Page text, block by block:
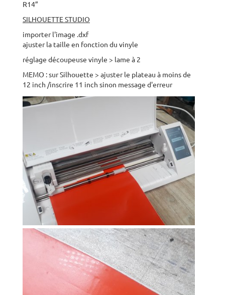
R14”
SILHOUETTE STUDIO
importer l'image .dxf
ajuster la taille en fonction du vinyle
réglage découpeuse vinyle > lame à 2
MEMO : sur Silhouette > ajuster le plateau à moins de
12 inch /inscrire 11 inch sinon message d'erreur